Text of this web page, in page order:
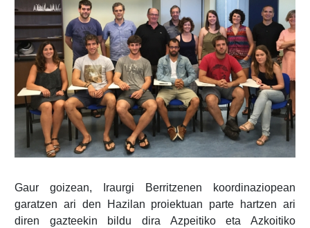
Gaur goizean, Iraurgi Berritzenen koordinaziopean
garatzen ari den Hazilan proiektuan parte hartzen ari
diren gazteekin bildu dira Azpeitiko eta Azkoitiko